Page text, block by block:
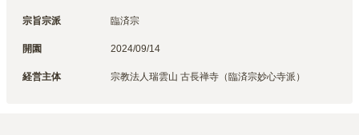
宗旨宗派 臨済宗
開園 2024/09/14
経営主体 宗教法人瑞雲山 古長禅寺（臨済宗妙心寺派）